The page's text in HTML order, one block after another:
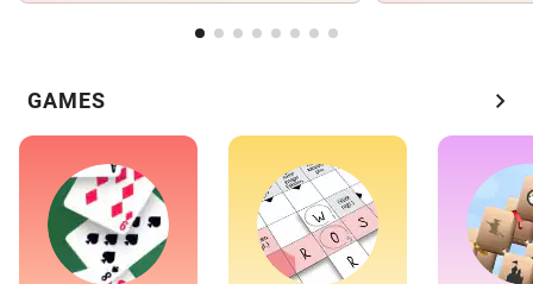
GAMES chevron_right